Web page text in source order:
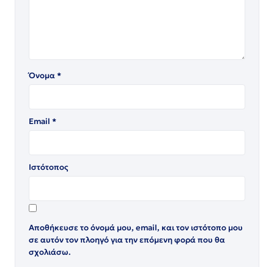
Όνομα*
Email *
Ιστότοπος
Αποθήκευσε το όνομά μου, email, και τον ιστότοπο μου
σε αυτόν τον πλοηγό για την επόμενη φορά που θα
σχολιάσω.